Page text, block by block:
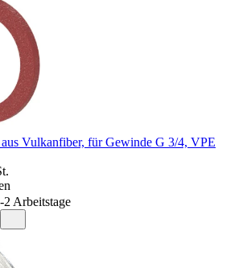
Vulkanfiber, für Gewinde G 3/4, VPE
Arbeitstage